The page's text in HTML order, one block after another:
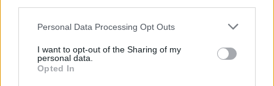
Personal Data Processing Opt Outs
I want to opt-out of the Sharing of my
personal data.
Opted In
πανεπιστημίου στα 18 του χρόνια
Γιατί του Σωτήρος τρώμε ψάρι και ευλογούμε τα πρώτα
σταφύλια